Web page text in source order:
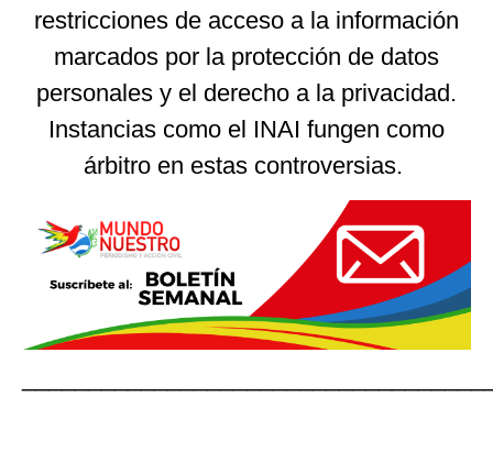
restricciones de acceso a la información
marcados por la protección de datos
personales y el derecho a la privacidad.
Instancias como el INAI fungen como
árbitro en estas controversias.